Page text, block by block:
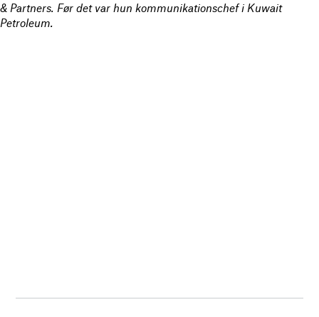
& Partners. Før det var hun kommunikationschef i Kuwait
Petroleum.